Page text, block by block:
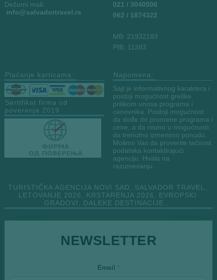
Dežurni mail:
info@salvadortravel.rs
021 / 3040506
062 / 1874322
MB: 21932183
PIB: 11383
Plaćanje karticama:
Sertifikat firma od
poverenja 2019
Napomena:
Sajt je informativnog karaktera i
postoji mogućnost greške
prilikom unosa programa i
cenovnika. Postoji mogućnost
da dođe do promene programa i
cene, a da nismo u mogućnosti
da trenutno izmenimo ponudu.
Molimo Vas da proverite tačnost
podataka kontaktirajući
agenciju. Hvala na
razumevanju.
TURISTIČKA AGENCIJA NOVI SAD, SALVADOR TRAVEL,
LETOVANJE 2026, KRSTARENJA 2026, EVROPSKI
GRADOVI, DALEKE DESTINACIJE…
NEWSLETTER
m
Email *